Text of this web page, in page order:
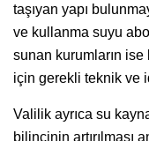
taşıyan yapı
ve kullanma suyu
sunan kurumların ise
için gerekli teknik ve
Valilik ayrıca su
bilincinin artırılması